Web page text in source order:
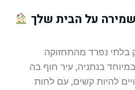
על הבית שלך
בלתי נפרד מהתחזוקה
בנתניה, עיר חוף בה
להיות קשים, עם לחות